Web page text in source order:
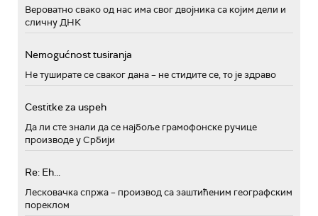
Вероватно свако од нас има свог двојника са којим дели и
сличну ДНК
Nemogućnost tusiranja
Не туширате се сваког дана – не стидите се, то је здраво
Cestitke za uspeh
Да ли сте знали да се најбоље грамофонске ручице
производе у Србији
Re: Eh...
Лесковачка спржа – производ са заштићеним географским
пореклом